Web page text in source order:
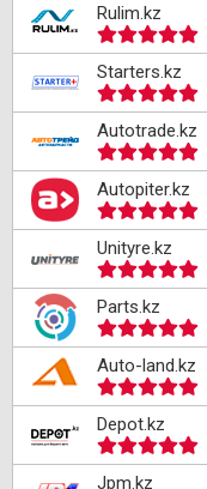
Rulim.kz
Starters.kz
Autotrade.kz
Autopiter.kz
Unityre.kz
Parts.kz
Auto-land.kz
Depot.kz
Jpm.kz